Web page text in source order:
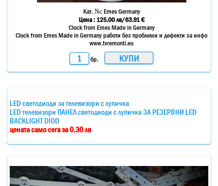
Кат. №:Emes Germany
Цена : 125.00 лв/63.91 €
Clock from Emes Made in Germany
Clock from Emes Made in Germany работи без проблеми и дефекти за инфо
www.tvremonti.eu
бр.
LED светодиоди за телевизори с лупичка
LED телевизори ПАНЕЛ светодиоди с лупичка ЗА РЕЗЕРВНИ LED
BACKLIGHT DIOD
цената само сега за 0.30 лв